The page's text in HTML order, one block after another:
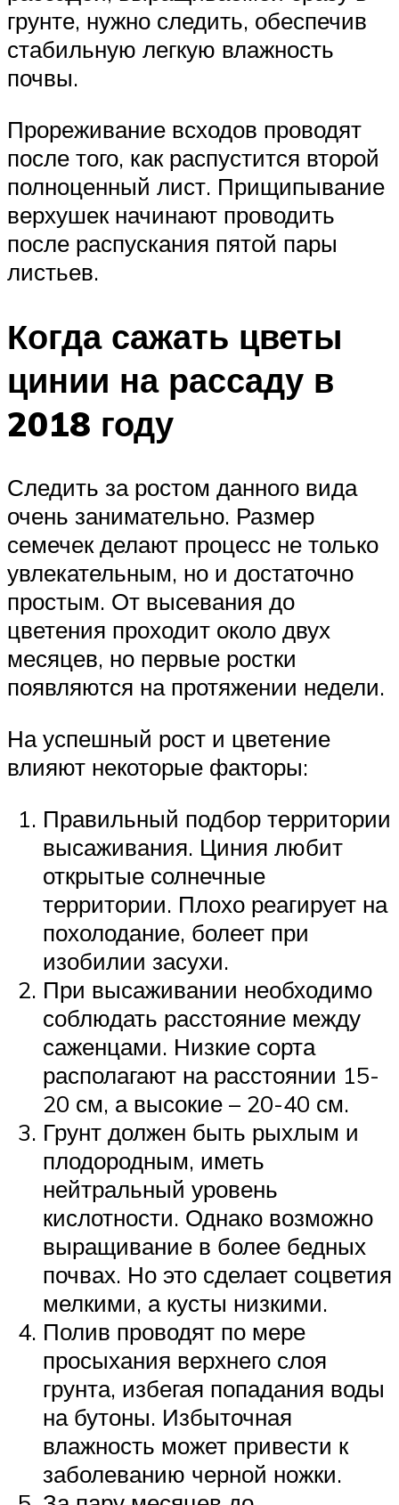
грунте, нужно следить, обеспечив
стабильную легкую влажность
почвы.
Прореживание всходов проводят
после того, как распустится второй
полноценный лист. Прищипывание
верхушек начинают проводить
после распускания пятой пары
листьев.
Когда сажать цветы
цинии на рассаду в
2018 году
Следить за ростом данного вида
очень занимательно. Размер
семечек делают процесс не только
увлекательным, но и достаточно
простым. От высевания до
цветения проходит около двух
месяцев, но первые ростки
появляются на протяжении недели.
На успешный рост и цветение
влияют некоторые факторы:
Правильный подбор территории
высаживания. Циния любит
открытые солнечные
территории. Плохо реагирует на
похолодание, болеет при
изобилии засухи.
При высаживании необходимо
соблюдать расстояние между
саженцами. Низкие сорта
располагают на расстоянии 15-
20 см, а высокие – 20-40 см.
Грунт должен быть рыхлым и
плодородным, иметь
нейтральный уровень
кислотности. Однако возможно
выращивание в более бедных
почвах. Но это сделает соцветия
мелкими, а кусты низкими.
Полив проводят по мере
просыхания верхнего слоя
грунта, избегая попадания воды
на бутоны. Избыточная
влажность может привести к
заболеванию черной ножки.